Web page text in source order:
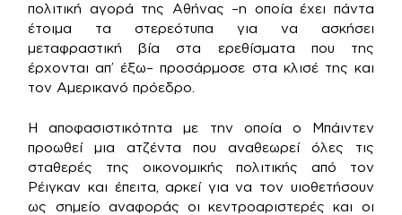
πολιτική αγορά της Αθήνας –η οποία έχει πάντα
έτοιμα τα στερεότυπα για να ασκήσει
μεταφραστική βία στα ερεθίσματα που της
έρχονται απ’ έξω– προσάρμοσε στα κλισέ της και
τον Αμερικανό πρόεδρο.
Η αποφασιστικότητα με την οποία ο Μπάιντεν
προωθεί μια ατζέντα που αναθεωρεί όλες τις
σταθερές της οικονομικής πολιτικής από τον
Ρέιγκαν και έπειτα, αρκεί για να τον υιοθετήσουν
ως σημείο αναφοράς οι κεντροαριστερές και οι